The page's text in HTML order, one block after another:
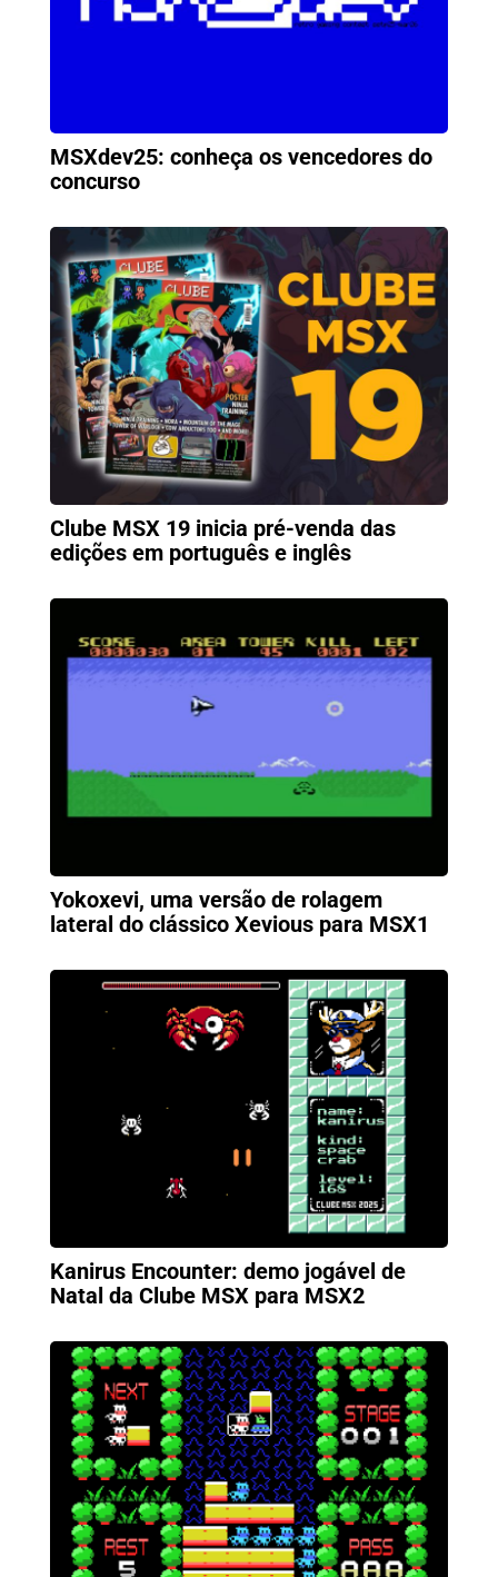
MSXdev25: conheça os vencedores do
concurso
Clube MSX 19 inicia pré-venda das
edições em português e inglês
Yokoxevi, uma versão de rolagem
lateral do clássico Xevious para MSX1
Kanirus Encounter: demo jogável de
Natal da Clube MSX para MSX2